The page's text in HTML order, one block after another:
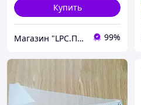
Купить
Магазин "LPC.Полиграфия" 99%